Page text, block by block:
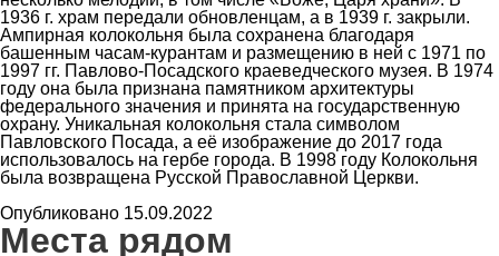
1936 г. храм передали обновленцам, а в 1939 г. закрыли.
Ампирная колокольня была сохранена благодаря
башенным часам-курантам и размещению в ней с 1971 по
1997 гг. Павлово-Посадского краеведческого музея. В 1974
году она была признана памятником архитектуры
федерального значения и принята на государственную
охрану. Уникальная колокольня стала символом
Павловского Посада, а её изображение до 2017 года
использовалось на гербе города. В 1998 году Колокольня
была возвращена Русской Православной Церкви.
Опубликовано 15.09.2022
Места рядом